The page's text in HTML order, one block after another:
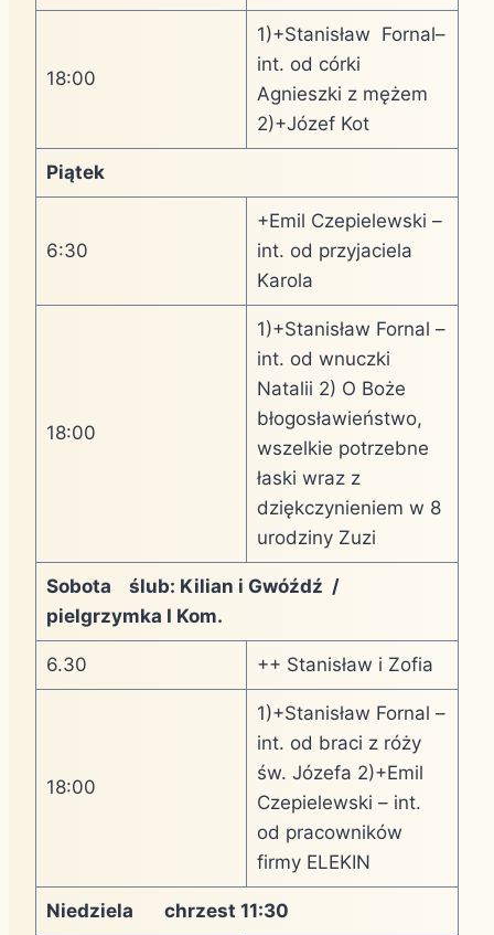
18:00
1)+Stanisław Fornal–
int. od córki
Agnieszki z mężem
2)+Józef Kot
Piątek
6:30
+Emil Czepielewski –
int. od przyjaciela
Karola
18:00
1)+Stanisław Fornal –
int. od wnuczki
Natalii 2) O Boże
błogosławieństwo,
wszelkie potrzebne
łaski wraz z
dziękczynieniem w 8
urodziny Zuzi
Sobota ślub: Kilian i Gwóźdź /
pielgrzymka I Kom.
6.30 ++ Stanisław i Zofia
18:00
1)+Stanisław Fornal –
int. od braci z róży
św. Józefa 2)+Emil
Czepielewski – int.
od pracowników
firmy ELEKIN
Niedziela chrzest 11:30